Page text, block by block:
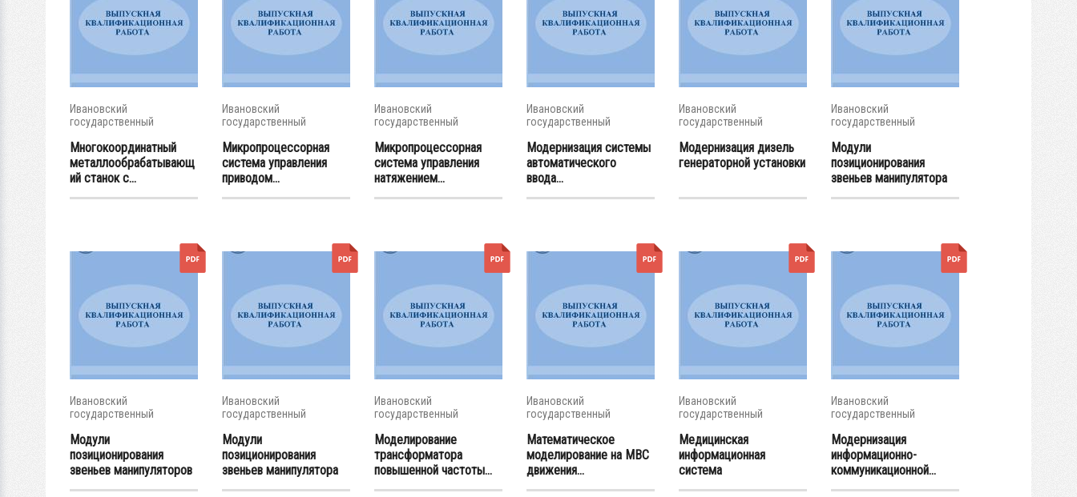
Ивановский
государственный
Многокоординатный
металлообрабатывающ
ий станок с...
Ивановский
государственный
Микропроцессорная
система управления
приводом...
Ивановский
государственный
Микропроцессорная
система управления
натяжением...
Ивановский
государственный
Модернизация системы
автоматического
ввода...
Ивановский
государственный
Модернизация дизель
генераторной установки
Ивановский
государственный
Модули
позиционирования
звеньев манипулятора
с...
Ивановский
государственный
Модули
позиционирования
звеньев манипуляторов
с...
Ивановский
государственный
Модули
позиционирования
звеньев манипулятора
с...
Ивановский
государственный
Моделирование
трансформатора
повышенной частоты...
Ивановский
государственный
Математическое
моделирование на МВС
движения...
Ивановский
государственный
Медицинская
информационная
система
Ивановский
государственный
Модернизация
информационно-
коммуникационной...